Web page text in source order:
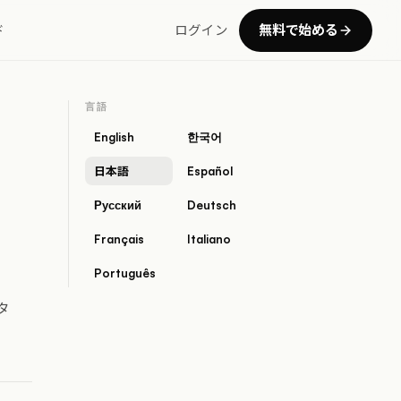
ログイン 無料で始める
言語
English 한국어
日本語 Español
Русский Deutsch
Français Italiano
Português